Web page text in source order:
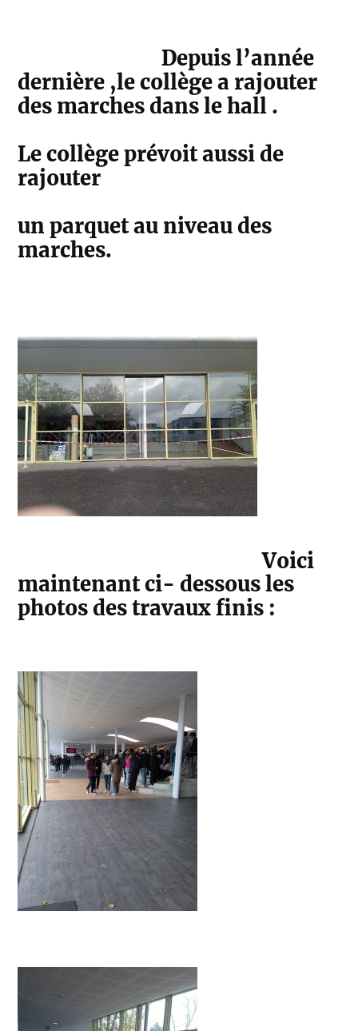
Depuis l’année
dernière ,le collège a rajouter
des marches dans le hall .
Le collège prévoit aussi de
rajouter
un parquet au niveau des
marches.
Voici
maintenant ci- dessous les
photos des travaux finis :